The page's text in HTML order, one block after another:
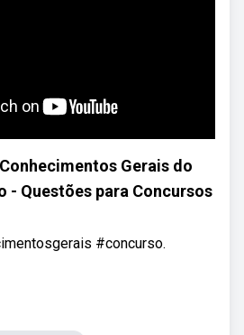
Gerais do
- Questões para Concursos
#concurso.